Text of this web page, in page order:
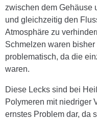
zwischen dem Gehäuse
und gleichzeitig den
Atmosphäre zu
Schmelzen waren
problematisch, da die
waren.
Diese Lecks sind bei
Polymeren mit niedriger
ernstes Problem dar, da